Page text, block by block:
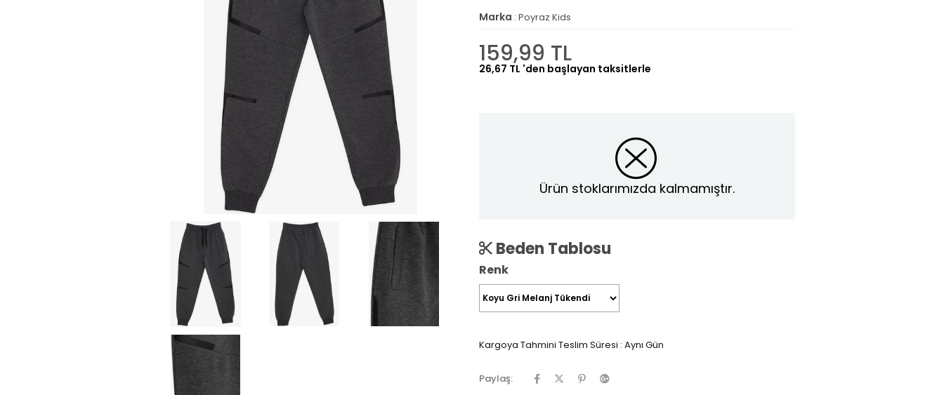
Marka : Poyraz Kids
159,99 TL
26,67 TL 'den başlayan taksitlerle
Ürün stoklarımızda kalmamıştır.
Beden Tablosu
Renk
Kargoya Tahmini Teslim Süresi : Aynı Gün
Paylaş: